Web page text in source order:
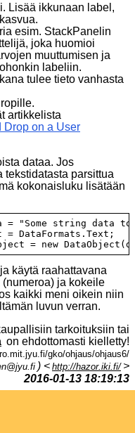
Lisää ikkunaan label,
esim. StackPanelin
joka huomioi
muuttumisen ja
labeliin.
tulee tieto vanhasta
artikkelista
Drop on a User
dataa. Jos
tekstidatasta parsittua
kokonaisluku lisätään
= "Some string data to
= DataFormats.Text;
käytä raahattavana
ja kokeile
kaikki meni oikein niin
luvun verran.
tarkoituksiin tai
on ehdottomasti kielletty!
gko/ohjaus/ohjaus6/
) < http://hazor.iki.fi/ >
2016-01-13 18:19:13